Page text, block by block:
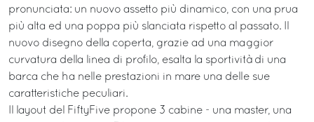
pronunciata: un nuovo assetto più dinamico, con una prua
più alta ed una poppa più slanciata rispetto al passato. Il
nuovo disegno della coperta, grazie ad una maggior
curvatura della linea di profilo, esalta la sportività di una
barca che ha nelle prestazioni in mare una delle sue
caratteristiche peculiari.
Il layout del FiftyFive propone 3 cabine - una master, una